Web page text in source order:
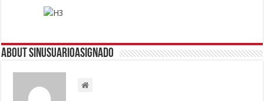
About sinusuarioasignado